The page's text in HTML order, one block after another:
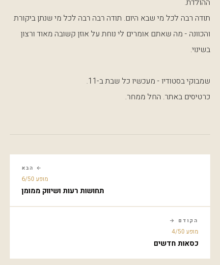
ההולדת.
תודה רבה לכל מי שבא היום. תודה רבה רבה לכל מי שנתן ביקורת
והכוונה - מה שאתם אומרים לי נוחת על אוזן קשובה מאוד ורצון
בשינוי.
שמבוקי בסטודיו - מעכשיו כל שבת ב-11.
כרטיסים באתר. החל ממחר.
← הבא
מופע 6/50
תחושות רעות ושיווק ממומן
הקודם →
מופע 4/50
כסאות חדשים